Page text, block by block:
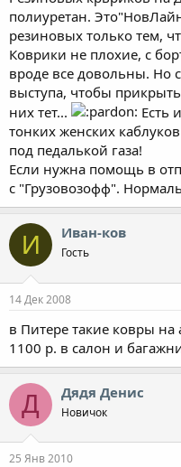
через Грузовозофф? Есть
Спасибо.
полиуретан.
резиновых только тем,
Коврики не плохие, с
вроде все довольны. Но
выступа, чтобы
них тет...
Есть
тонких женских
под педалькой газа!
Если нужна помощь в
с "Грузовозофф".
И Иван-ков
Гость
14 Дек 2008
в Питере такие ковры
1100 р. в салон и
Д Дядя Денис
Новичок
25 Янв 2010